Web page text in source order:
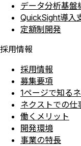
データ分析基盤
QuickSight導入
定額制開発
採用情報
採用情報
募集要項
1ページで知る
ネクストでの仕
働くメリット
開発環境
事業の特長